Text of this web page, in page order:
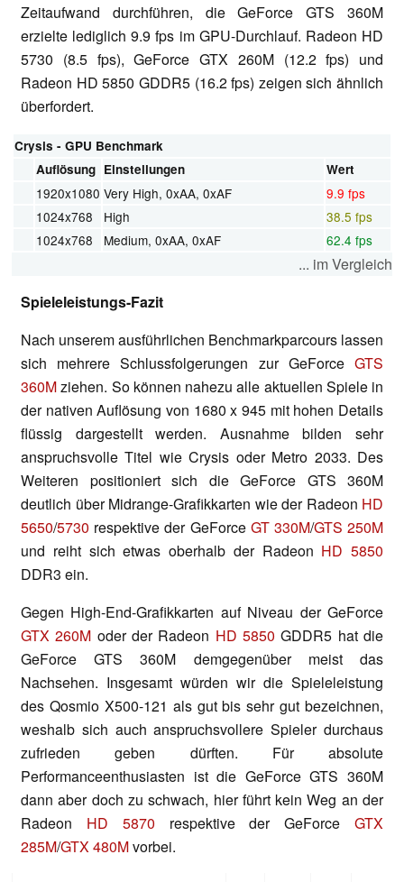
Zeitaufwand durchführen, die GeForce GTS 360M
erzielte lediglich 9.9 fps im GPU-Durchlauf. Radeon HD
5730 (8.5 fps), GeForce GTX 260M (12.2 fps) und
Radeon HD 5850 GDDR5 (16.2 fps) zeigen sich ähnlich
überfordert.
Crysis - GPU Benchmark
Auflösung Einstellungen Wert
1920x1080 Very High, 0xAA, 0xAF
9.9 fps
1024x768
High
38.5 fps
1024x768
Medium, 0xAA, 0xAF 62.4 fps
... im Vergleich
Spieleleistungs-Fazit
Nach unserem ausführlichen Benchmarkparcours lassen
sich mehrere Schlussfolgerungen zur GeForce GTS
360Mziehen. So können nahezu alle aktuellen Spiele in
der nativen Auflösung von 1680 x 945 mit hohen Details
flüssig dargestellt werden. Ausnahme bilden sehr
anspruchsvolle Titel wie Crysis oder Metro 2033. Des
Weiteren positioniert sich die GeForce GTS 360M
deutlich über Midrange-Grafikkarten wie der Radeon HD
5650/5730 respektive der GeForce GT 330M/GTS 250M
und reiht sich etwas oberhalb der Radeon HD 5850
DDR3 ein.
Gegen High-End-Grafikkarten auf Niveau der GeForce
GTX 260M oder der Radeon HD 5850 GDDR5 hat die
GeForce GTS 360M demgegenüber meist das
Nachsehen. Insgesamt würden wir die Spieleleistung
des Qosmio X500-121 als gut bis sehr gut bezeichnen,
weshalb sich auch anspruchsvollere Spieler durchaus
zufrieden geben dürften. Für absolute
Performanceenthusiasten ist die GeForce GTS 360M
dann aber doch zu schwach, hier führt kein Weg an der
Radeon HD 5870 respektive der GeForceGTX
285M/GTX 480Mvorbei.